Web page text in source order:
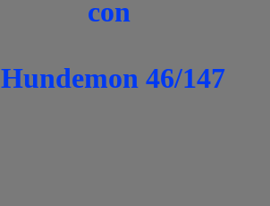
con
Hundemon 46/147